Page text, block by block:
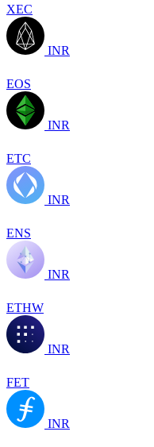
XEC
INR
EOS
INR
ETC
INR
ENS
INR
ETHW
INR
FET
INR